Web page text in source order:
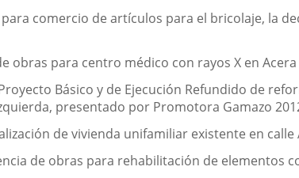
comercio de artículos para el bricolaje, la
obras para centro médico con rayos X en Acera
Básico y de Ejecución Refundido de
presentado por Promotora Gamazo
de vivienda unifamiliar existente en calle
de obras para rehabilitación de elementos